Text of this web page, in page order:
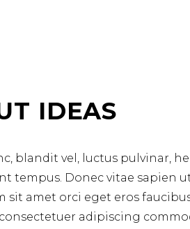
IDEAS
blandit vel, luctus pulvinar,
tempus. Donec vitae sapien
sit amet orci eget eros
adipiscing